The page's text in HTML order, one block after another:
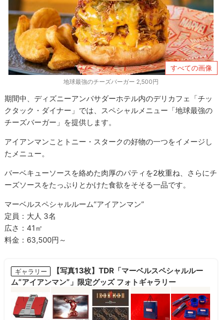
すべての画像
地球最強のチーズバーガー 2,500円
期間中、ディズニーアンバサダーホテル内のデリカフェ「チッ
クタック・ダイナー」では、スペシャルメニュー「地球最強の
チーズバーガー」を提供します。
アイアンマンことトニー・スタークの好物の一つをイメージし
たメニュー。
バーベキューソースを絡めた肉厚のパティを2枚重ね、さらにチ
ーズソースをたっぷりとかけた食欲をそそる一品です。
マーベルスペシャルルーム“アイアンマン”
定員：大人 3名
広さ：41㎡
料金：63,500円～
ギャラリー
【写真13枚】TDR「マーベルスペシャルルー
ム“アイアンマン”」限定グッズ フォトギャラリー